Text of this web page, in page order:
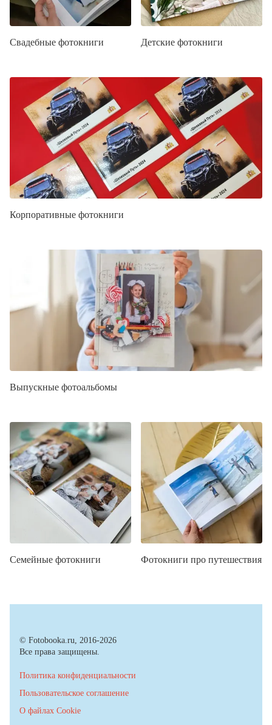
Свадебные фотокниги Детские фотокниги
Корпоративные фотокниги
Выпускные фотоальбомы
Семейные фотокниги Фотокниги про путешествия
© Fotobooka.ru, 2016-2026
Все права защищены.
Политика конфиденциальности
Пользовательское соглашение
О файлах Cookie